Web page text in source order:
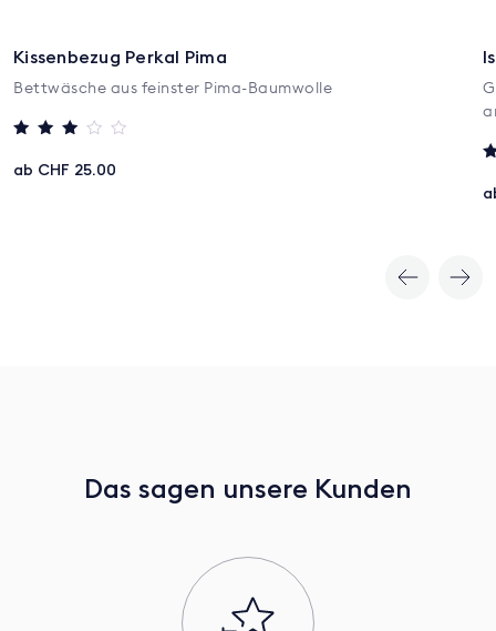
Kissenbezug Perkal Pima
Bettwäsche aus feinster Pima-Baumwolle
mit
3
ab CHF 25.00
Das sagen unsere Kunden